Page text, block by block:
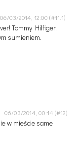
06/03/2014, 12:00
Tommy Hilfiger,
sumieniem.
06/03/2014, 00:14
w mieście same